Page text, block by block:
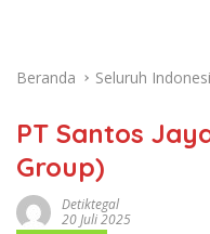
Beranda Seluruh
PT Santos
Group)
Detiktegal
20 Juli 2025